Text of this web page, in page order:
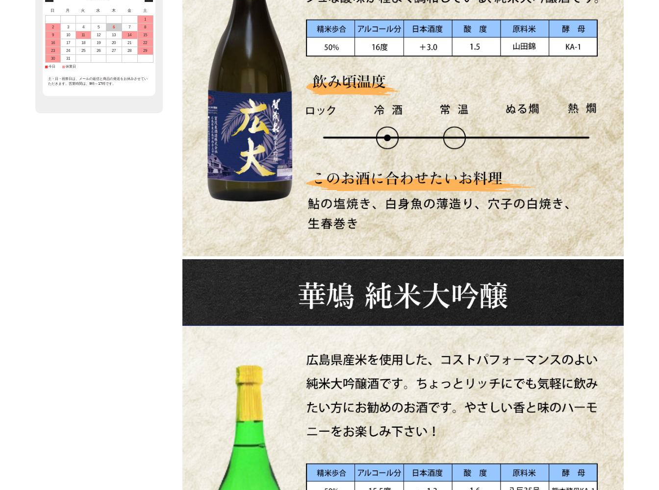
日 月 火 水 木 金
土
1
2
3 4 5 6 7
8
9
10 11 12 13 14
15
16
17 18 19 20 21
22
23
24 25 26 27 28
29
30
31
■ 今日 ■ 休業日
土・日・祝祭日は、メールの返信と商品の発送をお休みさせてい
ただきます。営業時間は、9時～17時です。